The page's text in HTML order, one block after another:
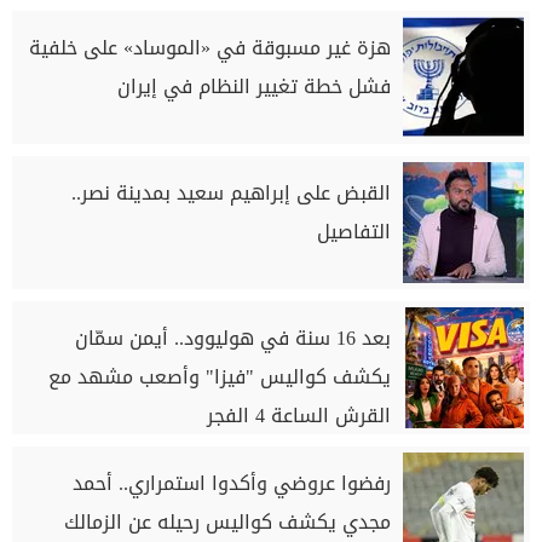
هزة غير مسبوقة في «الموساد» على خلفية
فشل خطة تغيير النظام في إيران
القبض على إبراهيم سعيد بمدينة نصر..
التفاصيل
بعد 16 سنة في هوليوود.. أيمن سمّان
يكشف كواليس "فيزا" وأصعب مشهد مع
القرش الساعة 4 الفجر
رفضوا عروضي وأكدوا استمراري.. أحمد
مجدي يكشف كواليس رحيله عن الزمالك